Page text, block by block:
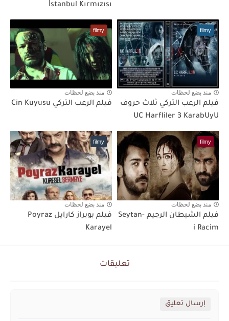
İstanbul Kırmızısı
filmy
منذ بضع لحظات
فيلم الرعب التركي ثلاث حروف
UC Harfliler 3 KarabUyU
filmy
منذ بضع لحظات
فيلم الرعب التركي Cin Kuyusu
filmy
منذ بضع لحظات
فيلم الشيطان الرجيم Seytan-
i Racim
filmy
منذ بضع لحظات
فيلم بويراز كارايل Poyraz
Karayel
تعليقات
إرسال تعليق